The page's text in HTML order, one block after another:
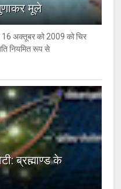
मूले
अक्तूबर को 2009 को चिर
नियमित रूप से
ब्रह्माण्‍ड के